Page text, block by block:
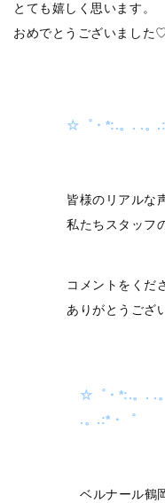
とても嬉しく思います。
おめでとうございました
☆゜・*:.。. .。
皆様のリアルな
私たちスタッフ
コメントをくだ
ありがとうござ
☆゜・*:.。. .
.。.:*・゜
ベルナール鶴